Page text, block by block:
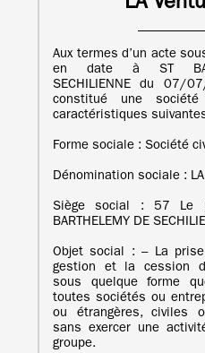
Aux termes d’un acte
en date à ST
SECHILIENNE du 07/
constitué une
caractéristiques
Forme sociale : Société
Dénomination sociale :
Siège social : 57 Le
BARTHELEMY DE
Objet social : – La
gestion et la cession
sous quelque forme
toutes sociétés ou
ou étrangères, civiles
sans exercer une
groupe.